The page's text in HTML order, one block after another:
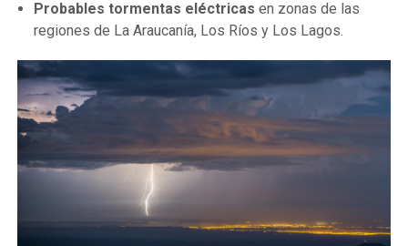
Probables tormentas eléctricas en zonas de las
regiones de La Araucanía, Los Ríos y Los Lagos.